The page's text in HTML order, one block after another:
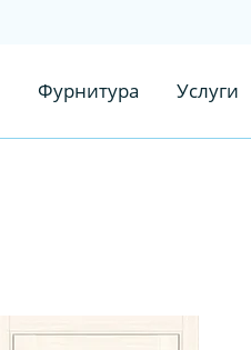
Фурнитура Услуги